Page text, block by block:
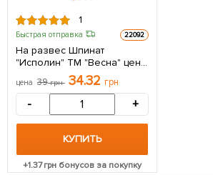
1
Быстрая отправка 22092
На развес Шпинат
"Исполин" ТМ "Весна" цена
цена 39грн 34.32 грн
- +
КУПИТЬ
+1.37грн бонусов за покупку